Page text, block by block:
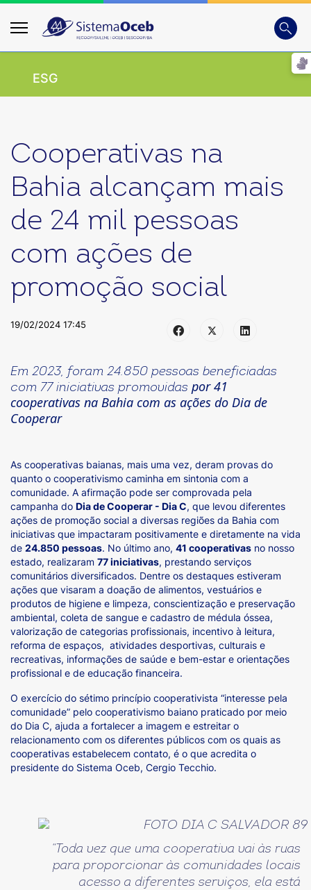
Busca
ESG
Cooperativas na
Bahia alcançam mais
de 24 mil pessoas
com ações de
promoção social
19/02/2024 17:45
Em 2023, foram 24.850 pessoas beneficiadas
com 77 iniciativas promovidas por 41
cooperativas na Bahia com as ações do Dia de
Cooperar
As cooperativas baianas, mais uma vez, deram provas do
quanto o cooperativismo caminha em sintonia com a
comunidade. A afirmação pode ser comprovada pela
campanha do Dia de Cooperar - Dia C, que levou diferentes
ações de promoção social a diversas regiões da Bahia com
iniciativas que impactaram positivamente e diretamente na vida
de 24.850 pessoas. No último ano, 41 cooperativas no nosso
estado, realizaram 77 iniciativas, prestando serviços
comunitários diversificados. Dentre os destaques estiveram
ações que visaram a doação de alimentos, vestuários e
produtos de higiene e limpeza, conscientização e preservação
ambiental, coleta de sangue e cadastro de médula óssea,
valorização de categorias profissionais, incentivo à leitura,
reforma de espaços, atividades desportivas, culturais e
recreativas, informações de saúde e bem-estar e orientações
profissional e de educação financeira.
O exercício do sétimo princípio cooperativista “interesse pela
comunidade” pelo cooperativismo baiano praticado por meio
do Dia C, ajuda a fortalecer a imagem e estreitar o
relacionamento com os diferentes públicos com os quais as
cooperativas estabelecem contato, é o que acredita o
presidente do Sistema Oceb, Cergio Tecchio.
“Toda vez que uma cooperativa vai às ruas
para proporcionar às comunidades locais
acesso a diferentes serviços, ela está